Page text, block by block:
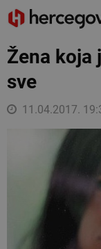
Žena koja
sve
11.04.2017.